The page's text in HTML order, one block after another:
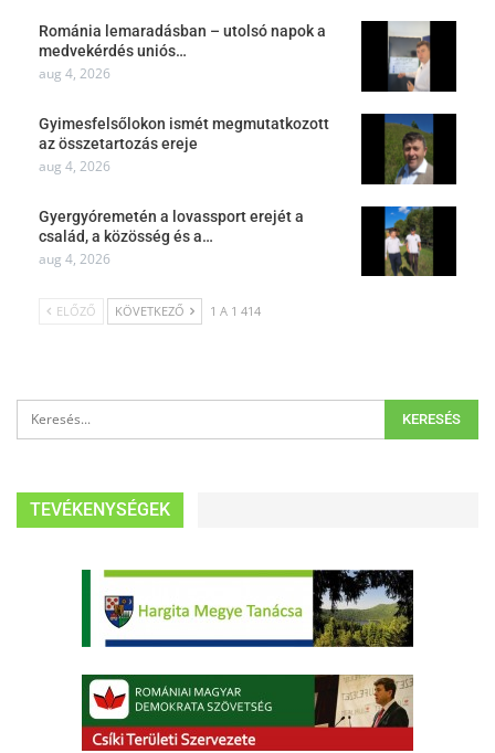
Románia lemaradásban – utolsó napok a
medvekérdés uniós…
aug 4, 2026
Gyimesfelsőlokon ismét megmutatkozott
az összetartozás ereje
aug 4, 2026
Gyergyóremetén a lovassport erejét a
család, a közösség és a…
aug 4, 2026
ELŐZŐ KÖVETKEZŐ 1 A 1 414
TEVÉKENYSÉGEK